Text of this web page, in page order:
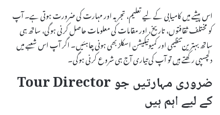
اس پیشے میں کامیابی کے لیے تعلیم، تجربہ اور مہارت کی ضرورت ہوتی ہے۔ آپ
کو مختلف ثقافتوں، تاریخ، اور مقامات کی معلومات حاصل کرنی ہوگی، ساتھ ہی
ساتھ بہترین تنظیمی اور کمیونیکیشن اسکلز بھی ہونی چاہئیں۔ اگر آپ اس شعبے میں
دلچسپی رکھتے ہیں تو آپ کی تیاری آج ہی شروع کرنی ہوگی۔
ضروری مہارتیں جو Tour Director
کے لیے اہم ہیں